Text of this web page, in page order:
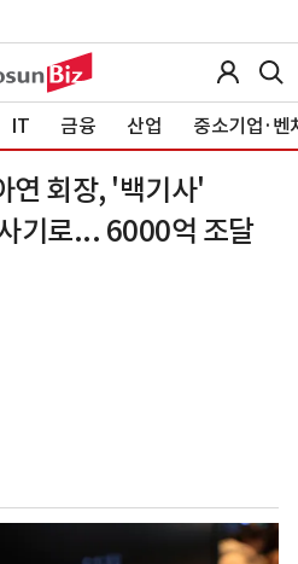
IT 금융 산업 중소기업·벤
연 회장, '백기사'
기로... 6000억 조달